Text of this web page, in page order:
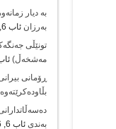
بە دیار
بەرزان ئاب 6, 2026
تونێڵی
مەشخەڵ) ئاب 6,
ڕۆمانی
بەندی ئاب 6, 2026